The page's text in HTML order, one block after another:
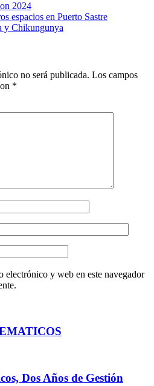
2024
espacios en Puerto Sastre
y Chikungunya
no será publicada. Los campos
*
electrónico y web en este navegador
Dos Años de Gestión